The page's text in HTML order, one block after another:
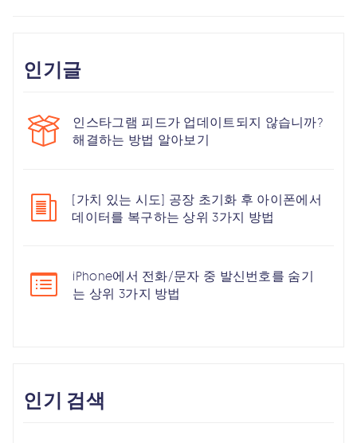
인기글
인스타그램 피드가 업데이트되지 않습니까?
해결하는 방법 알아보기
[가치 있는 시도] 공장 초기화 후 아이폰에서
데이터를 복구하는 상위 3가지 방법
iPhone에서 전화/문자 중 발신번호를 숨기
는 상위 3가지 방법
인기 검색